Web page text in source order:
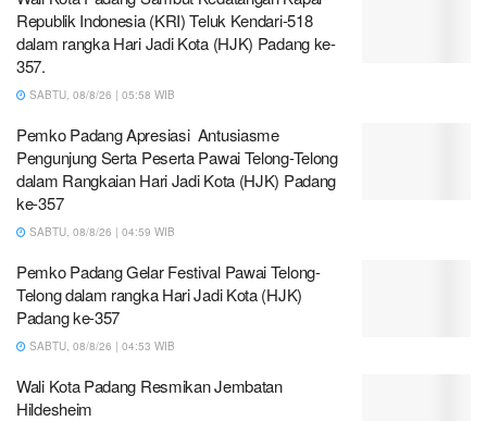
Republik Indonesia (KRI) Teluk Kendari-518
dalam rangka Hari Jadi Kota (HJK) Padang ke-
357.
SABTU, 08/8/26 | 05:58 WIB
Pemko Padang Apresiasi Antusiasme
Pengunjung Serta Peserta Pawai Telong-Telong
dalam Rangkaian Hari Jadi Kota (HJK) Padang
ke-357
SABTU, 08/8/26 | 04:59 WIB
Pemko Padang Gelar Festival Pawai Telong-
Telong dalam rangka Hari Jadi Kota (HJK)
Padang ke-357
SABTU, 08/8/26 | 04:53 WIB
Wali Kota Padang Resmikan Jembatan
Hildesheim